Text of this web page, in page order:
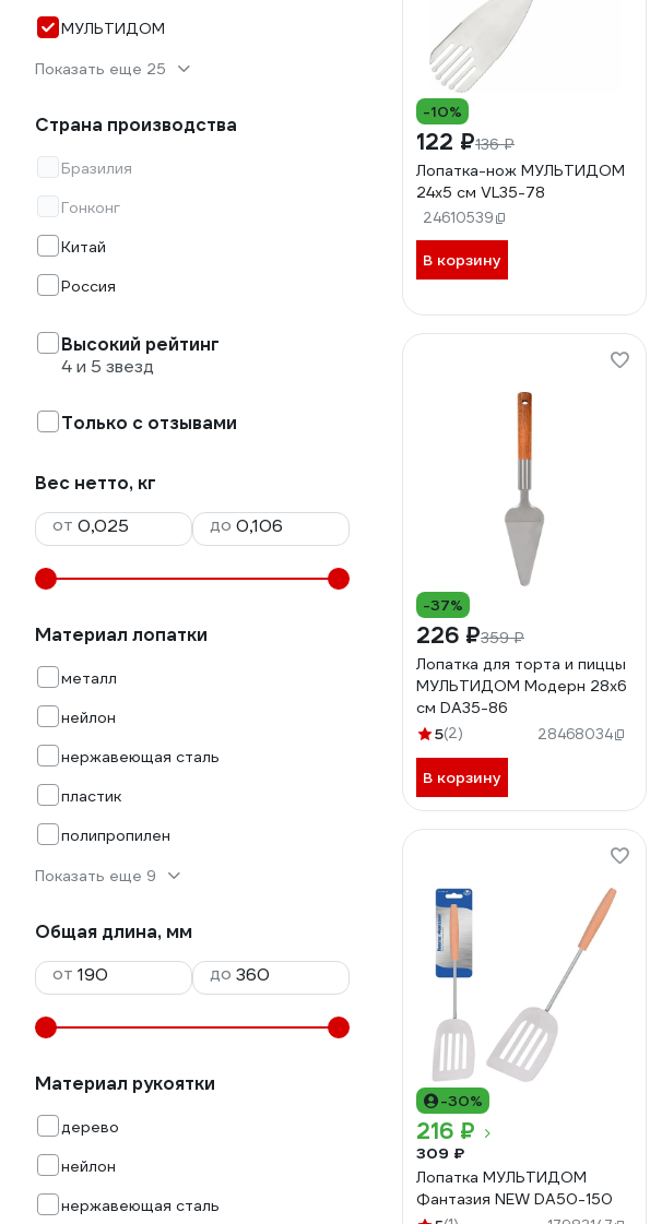
МУЛЬТИДОМ
Показать еще 25
Страна производства
Бразилия
Гонконг
Китай
Россия
Высокий рейтинг
4 и 5 звезд
Только с отзывами
Вес нетто, кг
от
до
Материал лопатки
металл
нейлон
нержавеющая сталь
пластик
полипропилен
Показать еще 9
Общая длина, мм
от
до
Материал рукоятки
дерево
нейлон
нержавеющая сталь
-10%
122 ₽136 ₽
Лопатка-нож МУЛЬТИДОМ
24x5 см VL35-78
24610539
В корзину
-37%
226 ₽359 ₽
Лопатка для торта и пиццы
МУЛЬТИДОМ Модерн 28x6
см DA35-86
5(2) 28468034
В корзину
-30%
216 ₽
309 ₽
Лопатка МУЛЬТИДОМ
Фантазия NEW DA50-150